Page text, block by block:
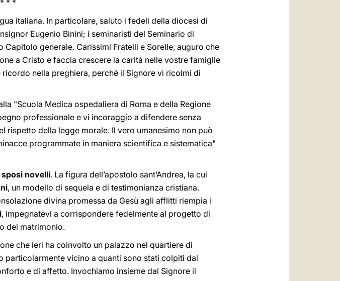
* *
italiana. In particolare, saluto i fedeli della diocesi di
Eugenio Binini; i seminaristi del Seminario di
generale. Carissimi Fratelli e Sorelle, auguro che
a Cristo e faccia crescere la carità nelle vostre famiglie
nella preghiera, perché il Signore vi ricolmi di
"Scuola Medica ospedaliera di Roma e della Regione
professionale e vi incoraggio a difendere senza
rispetto della legge morale. Il vero umanesimo non può
programmate in maniera scientifica e sistematica"
sposi novelli. La figura dell’apostolo sant’Andrea, la cui
, un modello di sequela e di testimonianza cristiana.
divina promessa da Gesù agli afflitti riempia i
, impegnatevi a corrispondere fedelmente al progetto di
del matrimonio.
che ieri ha coinvolto un palazzo nel quartiere di
particolarmente vicino a quanti sono stati colpiti dal
e di affetto. Invochiamo insieme dal Signore il